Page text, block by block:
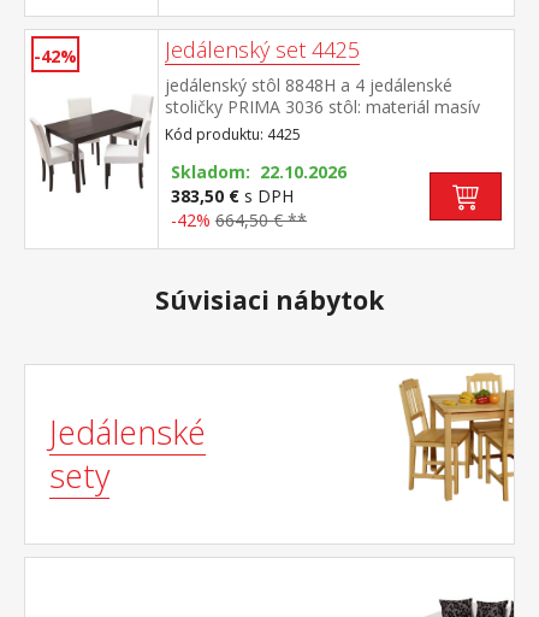
-42% Jedálenský set 4425
jedálenský stôl 8848H a 4 jedálenské
stoličky PRIMA 3036 stôl: materiál masív
tmavohnedý lak stolička: nohy materiál
masív, farebné prevedenie tmavohnedý
lak poťah koža – imitácia, farebné
prevedenie biela, výška sedu 47 cm rozmer
stola (š/h/v) 118 × 75 × 73 cm rozmer
stoličky (š/h/v) 45 × 55 × 90 cm
Kód produktu: 4425
Skladom: 22.10.2026
383,50 € s DPH
-42% 664,50 € **
Súvisiaci nábytok
Jedálenské
sety